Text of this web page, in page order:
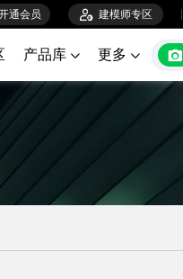
通会员  建模师专区
产品库  更多  